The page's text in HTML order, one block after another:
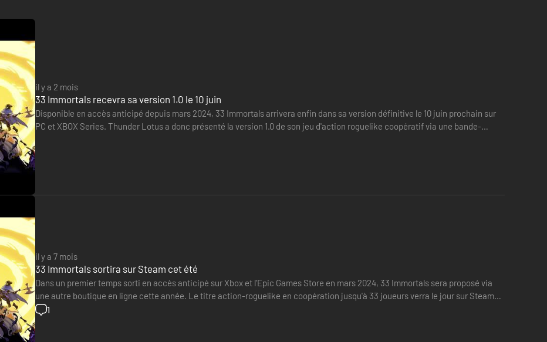
: coordonnez-vous via des émojis, des pings et des compétences coopératives. Réanimez des alliés tombés au combat,
chaotiques où des dizaines de joueurs combattent côte à côte.
il y a 2 mois
33 Immortals recevra sa version 1.0 le 10 juin
Disponible en accès anticipé depuis mars 2024, 33 Immortals arrivera enfin dans sa version définitive le 10 juin prochain sur
PC et XBOX Series. Thunder Lotus a donc présenté la version 1.0 de son jeu d'action roguelike coopératif via une bande-
il y a 7 mois
33 Immortals sortira sur Steam cet été
Dans un premier temps sorti en accès anticipé sur Xbox et l'Epic Games Store en mars 2024, 33 Immortals sera proposé via
une autre boutique en ligne cette année. Le titre action-roguelike en coopération jusqu'à 33 joueurs verra le jour sur Steam
au cours de l'été 2026. Le directeur créatif Stephan Logier…
1